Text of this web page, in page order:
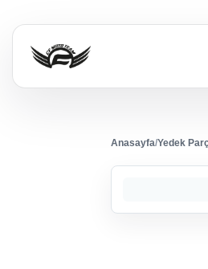
Anasayfa/Yedek